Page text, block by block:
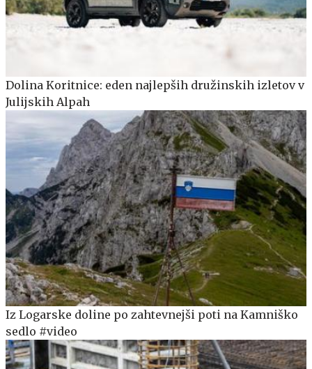
Dolina Koritnice: eden najlepših družinskih izletov v
Julijskih Alpah
Iz Logarske doline po zahtevnejši poti na Kamniško
sedlo #video